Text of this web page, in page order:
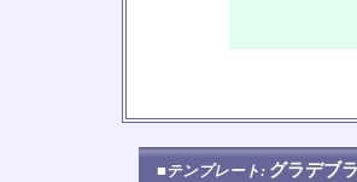
■テンプレート: グラデブ